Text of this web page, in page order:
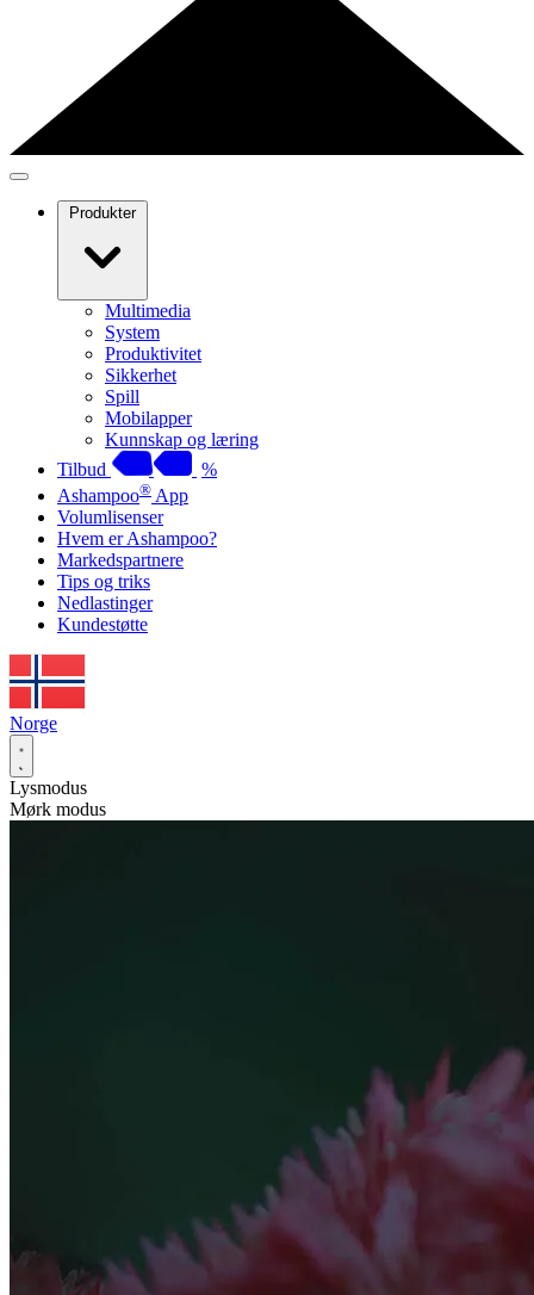
Produkter
Multimedia
System
Produktivitet
Sikkerhet
Spill
Mobilapper
Kunnskap og læring
Tilbud
%
Ashampoo® App
Volumlisenser
Hvem er Ashampoo?
Markedspartnere
Tips og triks
Nedlastinger
Kundestøtte
Norge
Lysmodus
Mørk modus